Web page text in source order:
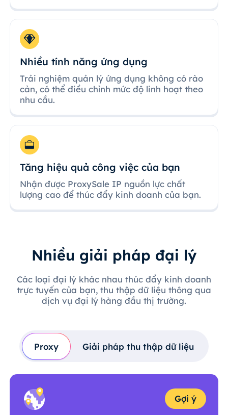
Nhiều tính năng ứng dụng
Trải nghiệm quản lý ứng dụng không có rào
cản, có thể điều chỉnh mức độ linh hoạt theo
nhu cầu.
Tăng hiệu quả công việc của bạn
Nhận được ProxySale IP nguồn lực chất
lượng cao để thúc đẩy kinh doanh của bạn.
Nhiều giải pháp đại lý
Các loại đại lý khác nhau thúc đẩy kinh doanh
trực tuyến của bạn, thu thập dữ liệu thông qua
dịch vụ đại lý hàng đầu thị trường.
Proxy Giải pháp thu thập dữ liệu
Gợi ý